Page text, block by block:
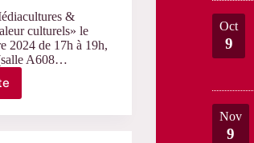
&
culturels» le
2024 de 17h à 19h,
A608…
Oct
9
Nov
9